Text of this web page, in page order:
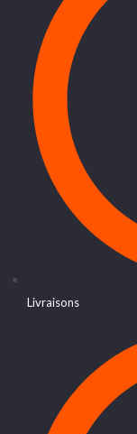
Livraisons